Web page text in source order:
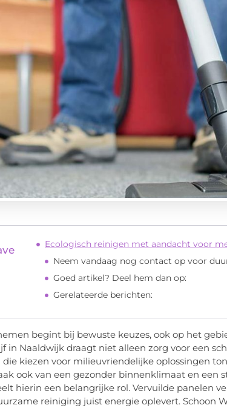
Ecologisch reinigen met aandacht voor
Neem vandaag nog contact op voor
Goed artikel? Deel hem dan op:
Gerelateerde berichten:
begint bij bewuste keuzes, ook op het
in Naaldwijk draagt niet alleen zorg voor een
die kiezen voor milieuvriendelijke oplossingen
ook van een gezonder binnenklimaat en een
hierin een belangrijke rol. Vervuilde panelen
reiniging juist energie oplevert. Schoon